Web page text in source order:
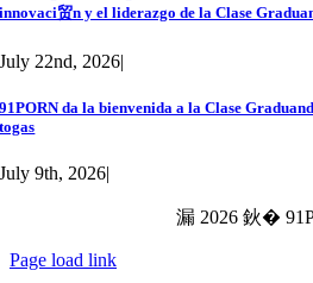
innovaci贸n y el liderazgo de la Clase
July 22nd, 2026|
91PORN da la bienvenida a la Clase
togas
July 9th, 2026|
漏 2026 鈥�
Page load link